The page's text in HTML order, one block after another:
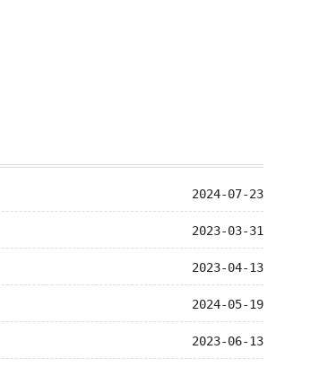
2024-07-23
2023-03-31
2023-04-13
2024-05-19
2023-06-13